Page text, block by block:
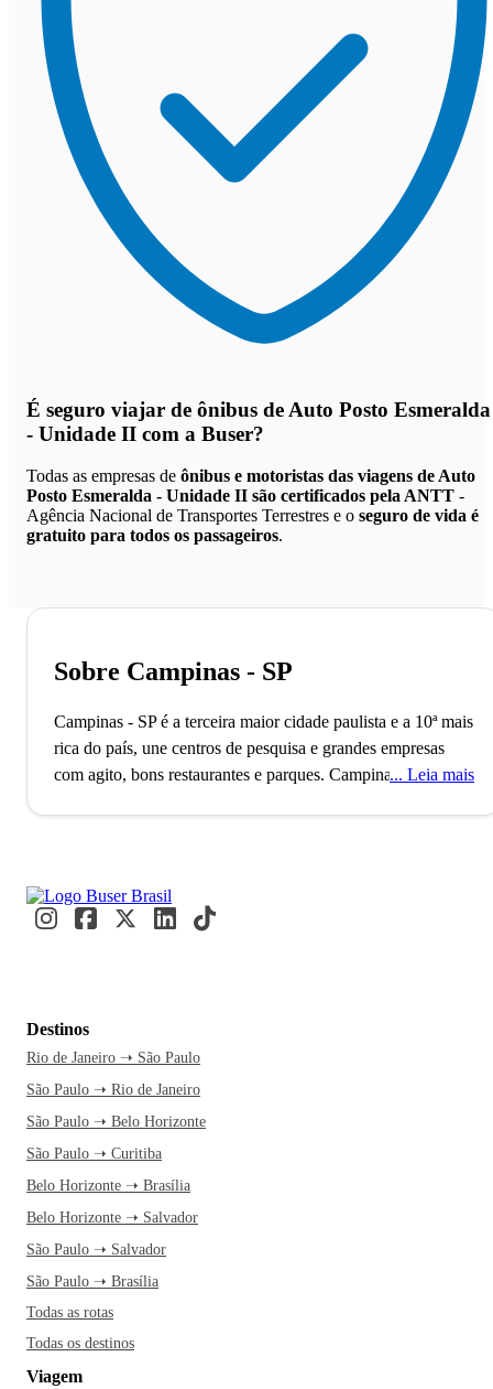
É seguro viajar de ônibus de Auto Posto Esmeralda
- Unidade II com a Buser?
Todas as empresas de ônibus e motoristas das viagens de Auto
Posto Esmeralda - Unidade II são certificados pela ANTT -
Agência Nacional de Transportes Terrestres e o seguro de vida é
gratuito para todos os passageiros.
Sobre Campinas - SP
Campinas - SP é a terceira maior cidade paulista e a 10ª mais
rica do país, une centros de pesquisa e grandes empresas
com agito, bons restaurantes e parques. Campinas,
empresas de tecnologia como IBM e Dell. Estudantes e
profissionais circulam diariamente entre laboratórios e
passagem de ônibus pela Buser garante conforto e tempo
livre para planejar cada detalhe. Com atendimento 24h e a
facilidade de compra, você embarca com segurança e
tranquilidade. Ao chegar à rodoviária, a cidade já começa a
se revelar.
Alugue uma bike e pedale pela Lagoa do
Depois, pegue a Maria Fumaça e entre em um passeio
histórico que te leva de volta ao tempo das novelas. À noite,
vá até o Cambuí e escolha um barzinho para começar a noite
com os amigos. Ficou animado? Então faça as malas e
venha curtir Campinas!
Leia mais
Destinos
Rio de Janeiro ➝ São Paulo
São Paulo ➝ Rio de Janeiro
São Paulo ➝ Belo Horizonte
São Paulo ➝ Curitiba
Belo Horizonte ➝ Brasília
Belo Horizonte ➝ Salvador
São Paulo ➝ Salvador
São Paulo ➝ Brasília
Todas as rotas
Todas os destinos
Viagem